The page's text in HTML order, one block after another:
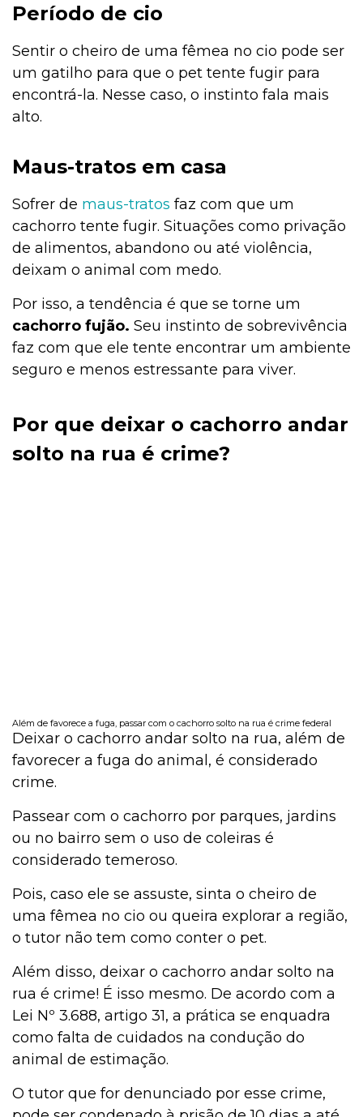
Período de cio
Sentir o cheiro de uma fêmea no cio pode ser
um gatilho para que o pet tente fugir para
encontrá-la. Nesse caso, o instinto fala mais
alto.
Maus-tratos em casa
Sofrer de maus-tratos faz com que um
cachorro tente fugir. Situações como privação
de alimentos, abandono ou até violência,
deixam o animal com medo.
Por isso, a tendência é que se torne um
cachorro fujão. Seu instinto de sobrevivência
faz com que ele tente encontrar um ambiente
seguro e menos estressante para viver.
Por que deixar o cachorro andar
solto na rua é crime?
Além de favorece a fuga, passar com o cachorro solto na rua é crime federal
Deixar o cachorro andar solto na rua, além de
favorecer a fuga do animal, é considerado
crime.
Passear com o cachorro por parques, jardins
ou no bairro sem o uso de coleiras é
considerado temeroso.
Pois, caso ele se assuste, sinta o cheiro de
uma fêmea no cio ou queira explorar a região,
o tutor não tem como conter o pet.
Além disso, deixar o cachorro andar solto na
rua é crime! É isso mesmo. De acordo com a
Lei Nº 3.688, artigo 31, a prática se enquadra
como falta de cuidados na condução do
animal de estimação.
O tutor que for denunciado por esse crime,